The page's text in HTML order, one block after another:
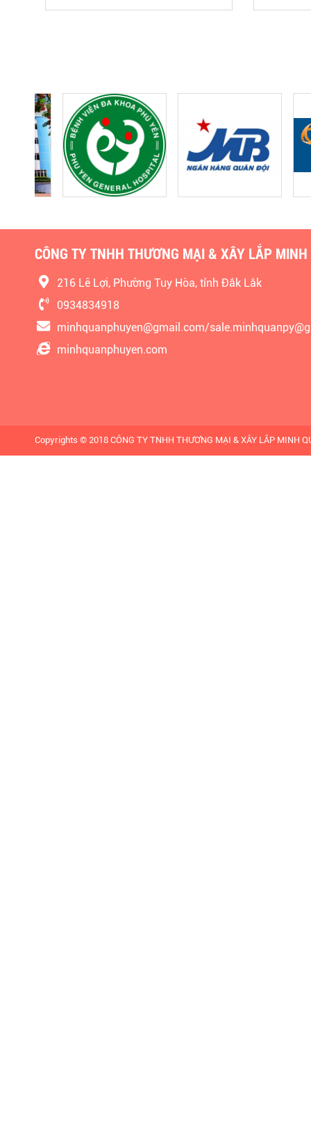
CÔNG TY TNHH THƯƠNG MẠI & XÂY LẮP
216 Lê Lợi, Phường Tuy Hòa, tỉnh Đắk Lắk
0934834918
minhquanphuyen@gmail.com/
minhquanphuyen.com
Copyrights © 2018 CÔNG TY TNHH THƯƠNG MẠI & XÂY LẮP MINH